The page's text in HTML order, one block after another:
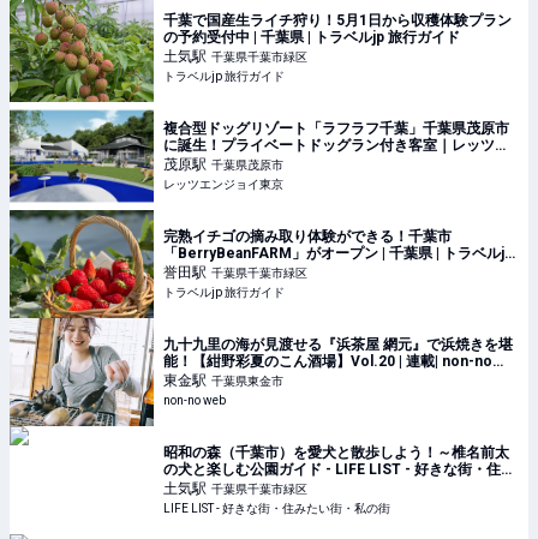
千葉で国産生ライチ狩り！5月1日から収穫体験プラン
の予約受付中 | 千葉県 | トラベルjp 旅行ガイド
土気駅 千葉県千葉市緑区
トラベルjp 旅行ガイド
複合型ドッグリゾート「ラフラフ千葉」千葉県茂原市
に誕生！プライベートドッグラン付き客室｜レッツエ
ンジョイ東京
茂原駅 千葉県茂原市
レッツエンジョイ東京
完熟イチゴの摘み取り体験ができる！千葉市
「BerryBeanFARM」がオープン | 千葉県 | トラベルjp
旅行ガイド
誉田駅 千葉県千葉市緑区
トラベルjp 旅行ガイド
九十九里の海が見渡せる『浜茶屋 網元』で浜焼きを堪
能！【紺野彩夏のこん酒場】Vol.20 | 連載| non-no
web
東金駅 千葉県東金市
non-no web
昭和の森（千葉市）を愛犬と散歩しよう！～椎名前太
の犬と楽しむ公園ガイド - LIFE LIST - 好きな街・住み
たい街・私の街
土気駅 千葉県千葉市緑区
LIFE LIST - 好きな街・住みたい街・私の街